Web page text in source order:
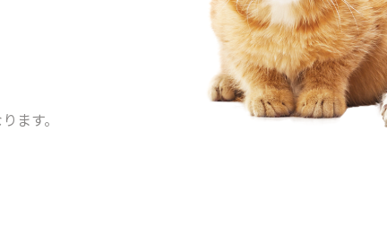
ます。